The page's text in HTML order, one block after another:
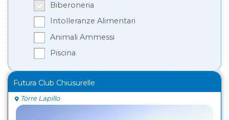
Biberoneria
Intolleranze Alimentari
Animali Ammessi
Piscina
Futura Club Chiusurelle
Torre Lapillo